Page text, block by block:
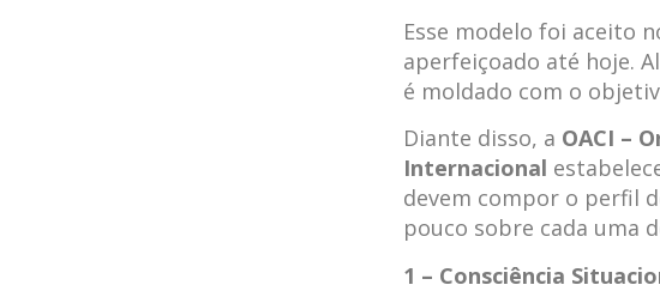
Esse modelo foi aceito
aperfeiçoado até hoje.
é moldado com o
Diante disso, a OACI –
Internacional
devem compor o perfil
pouco sobre cada uma
1 – Consciência